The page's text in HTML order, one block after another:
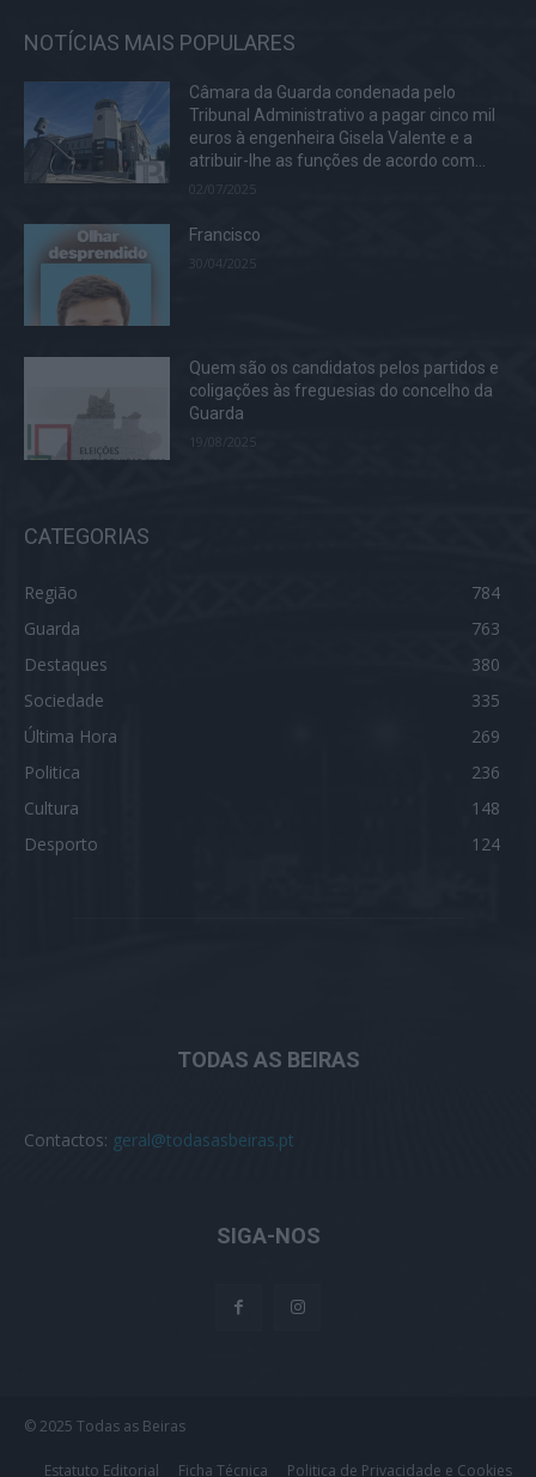
NOTÍCIAS MAIS POPULARES
Câmara da Guarda condenada pelo
Tribunal Administrativo a pagar cinco mil
euros à engenheira Gisela Valente e a
atribuir-lhe as funções de acordo com...
02/07/2025
Francisco
Quem são os candidatos pelos partidos e
coligações às freguesias do concelho da
Guarda
19/08/2025
CATEGORIAS
Região
784
Guarda
763
Destaques
380
Sociedade
335
Última Hora
269
Politica
236
Cultura
148
Desporto
124
TODAS AS BEIRAS
Contactos: geral@todasasbeiras.pt
SIGA-NOS
© 2025 Todas as Beiras
Estatuto Editorial Ficha Técnica Politica de Privacidade e Cookies